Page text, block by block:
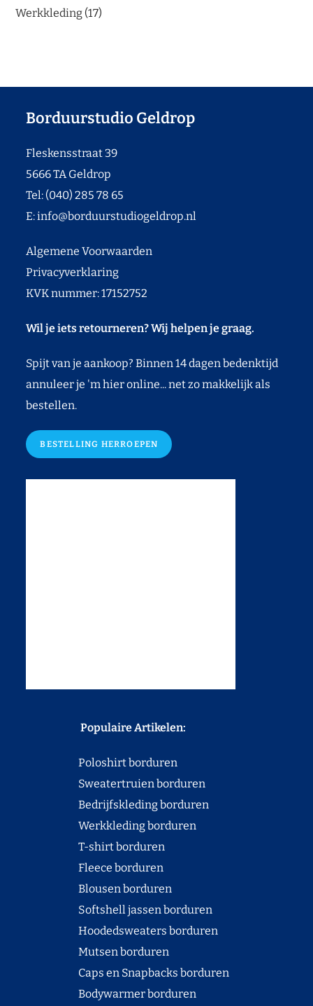
Werkkleding 17
Borduurstudio Geldrop
Fleskensstraat 39
5666 TA Geldrop
Tel: (040) 285 78 65
E:info@borduurstudiogeldrop.nl
Algemene Voorwaarden
Privacyverklaring
KVK nummer: 17152752
Wil je iets retourneren? Wij helpen je graag.
Spijt van je aankoop? Binnen 14 dagen bedenktijd
annuleer je 'm hier online... net zo makkelijk als
bestellen.
BESTELLING HERROEPEN
Populaire Artikelen:
Poloshirt borduren
Sweatertruien borduren
Bedrijfskleding borduren
Werkkleding borduren
T-shirt borduren
Fleece borduren
Blousen borduren
Softshell jassen borduren
Hoodedsweaters borduren
Mutsen borduren
Caps en Snapbacks borduren
Bodywarmer borduren